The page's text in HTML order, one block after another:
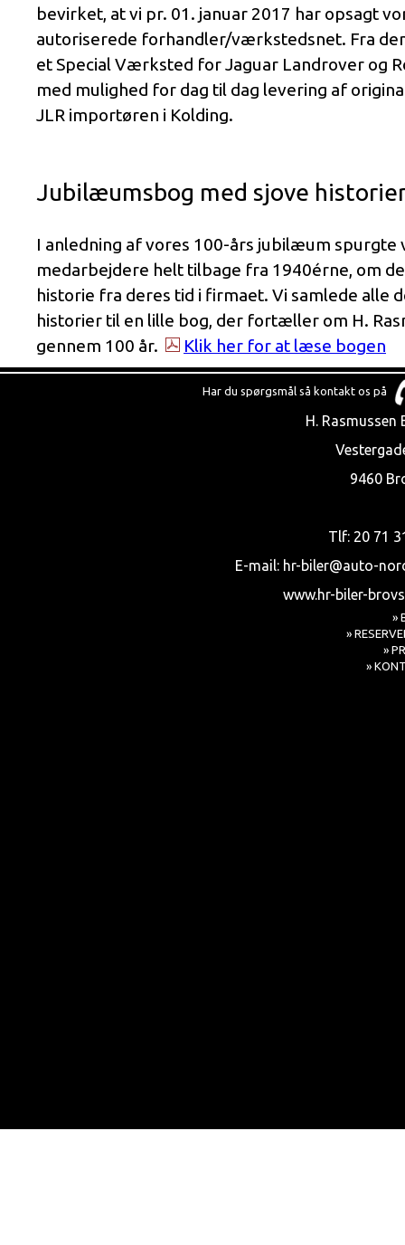
bevirket, at vi pr. 01. januar 2017 har opsagt
autoriserede forhandler/værkstedsnet. Fra
et Special Værksted for Jaguar Landrover og
med mulighed for dag til dag levering af
JLR importøren i Kolding.
Jubilæumsbog med sjove
I anledning af vores 100-års jubilæum spurgte
medarbejdere helt tilbage fra 1940érne, om
historie fra deres tid i firmaet. Vi samlede alle
historier til en lille bog, der fortæller om H.
gennem 100 år.
Klik her for at læse bogen
Har du spørgsmål så kontakt os på
H. Rasmussen
9460
Tlf: 20 71
E-mail: hr-biler@auto-
www.hr-biler-
»
»
»
»